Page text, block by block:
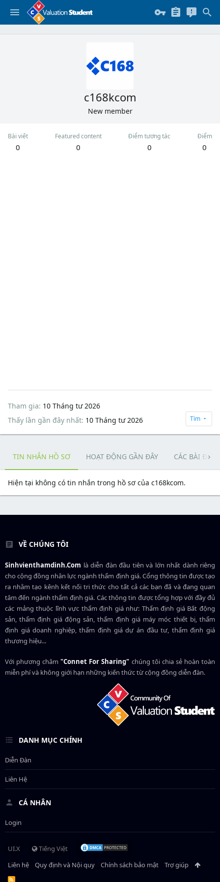
c168kcom
New member
Bài viết
0
Featured content
0
Điểm tương tác
0
Điểm
0
Tham gia 10 Tháng tư 2026
Thấy lần gần đây nhất 10 Tháng tư 2026 Tìm
TIN NHẮN HỒ SƠ HOẠT ĐỘNG GẦN ĐÂY CÁC BÀI
Hiện tại không có tin nhắn trong hồ sơ của c168kcom.
VỀ CHÚNG TÔI
Sinhvienthamdinh.Com là diễn đàn đầu tiên và lớn nhất dành riêng
cho cộng đồng nhân lực ngànhthẩm định giá. Cổng thông tin được tạo
ra nhằm tạo kênh kết nối tri thức cho tất cả các bạn đã và đang quan
tâm đến ngành thẩm định giá. Các thông tin được tổng hợp với đầy đủ
các mảng thuộc lĩnh vực thẩm định giá như: Thẩm định giá Bất động
sản, thẩm định giá động sản, thẩm định giá máy móc thiết bị, thẩm
định giá doanh nghiệp, thẩm định giá dự án đầu tư, thẩm định giá
thương hiệu...
Với phương châm"Connet For Sharing" chúng tôi chia sẻ hoàn toàn
miễn phí và không giới hạn những kiến thức từ cộng đồng diễn đàn.
DANH MỤC CHÍNH
Diễn Đàn
Liên Hệ
CÁ NHÂN
Login
UI.X
Tiếng Việt
Liên hệ
Quy định và Nội quy Chính sách bảo mật Trợ giúp
R